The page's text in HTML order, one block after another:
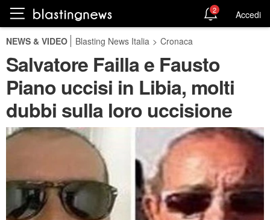
2 Accedi
NEWS & VIDEO Blasting News Italia > Cronaca
Salvatore Failla e Fausto
Piano uccisi in Libia, molti
dubbi sulla loro uccisione